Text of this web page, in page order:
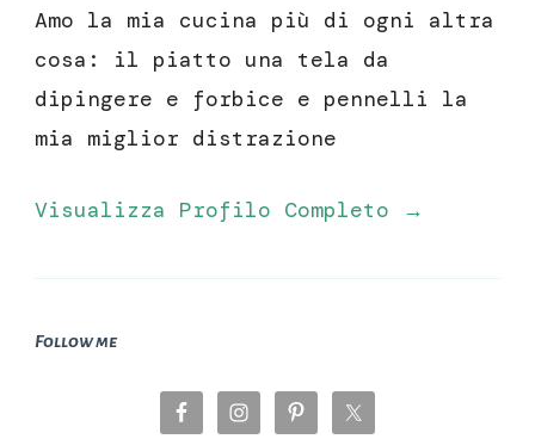
Amo la mia cucina più di ogni altra
cosa: il piatto una tela da
dipingere e forbice e pennelli la
mia miglior distrazione
Visualizza Profilo Completo →
Follow me